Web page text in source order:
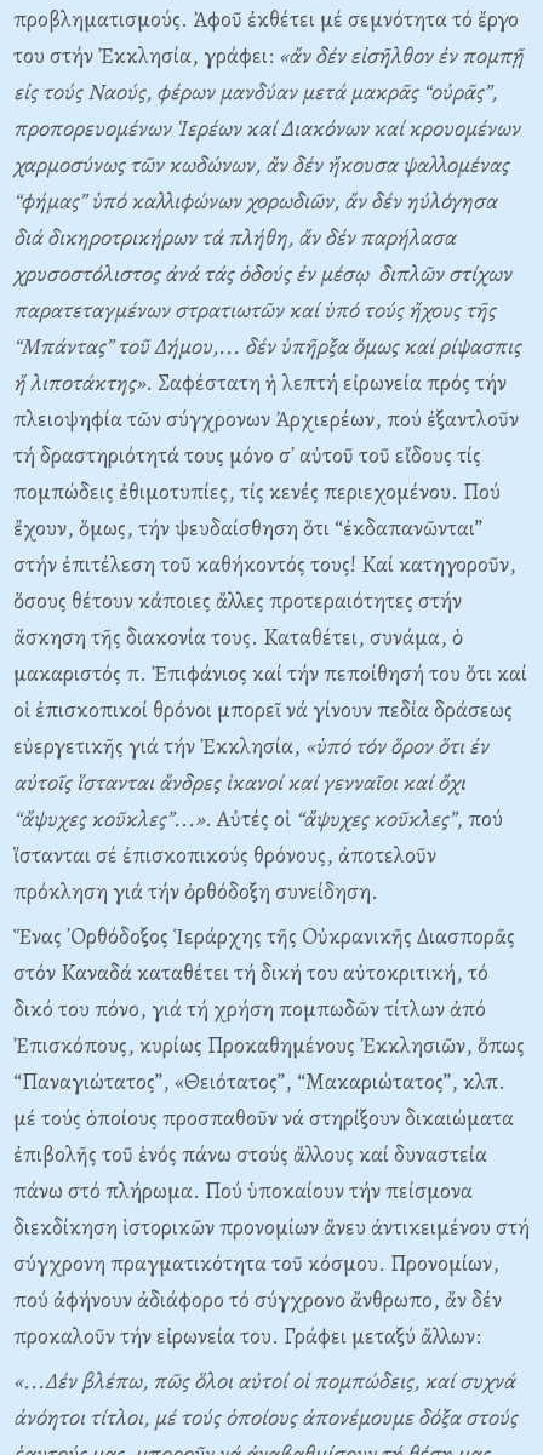
προβληματισμούς. Ἀφοῦ ἐκθέτει μέ σεμνότητα τό ἔργο
του στήν Ἐκκλησία, γράφει: «ἄν δέν εἰσῆλθον ἐν πομπῇ
εἰς τούς Nαούς, φέρων μανδύαν μετά μακρᾶς “οὐρᾶς”,
προπορευομένων Ἱερέων καί Διακόνων καί κρουομένων
χαρμοσύνως τῶν κωδώνων, ἄν δέν ἤκουσα ψαλλομένας
“φήμας” ὑπό καλλιφώνων χορωδιῶν, ἄν δέν ηὐλόγησα
διά δικηροτρικήρων τά πλήθη, ἄν δέν παρήλασα
χρυσοστόλιστος ἀνά τάς ὁδούς ἐν μέσῳ διπλῶν στίχων
παρατεταγμένων στρατιωτῶν καί ὑπό τούς ἤχους τῆς
“Mπάντας” τοῦ Δήμου,... δέν ὑπῆρξα ὅμως καί ρίψασπις
ἤ λιποτάκτης». Σαφέστατη ἡ λεπτή εἰρωνεία πρός τήν
πλειοψηφία τῶν σύγχρονων Ἀρχιερέων, πού ἐξαντλοῦν
τή δραστηριότητά τους μόνο σ᾽ αὐτοῦ τοῦ εἴδους τίς
πομπώδεις ἐθιμοτυπίες, τίς κενές περιεχομένου. Πού
ἔχουν, ὅμως, τήν ψευδαίσθηση ὅτι “ἐκδαπανῶνται”
στήν ἐπιτέλεση τοῦ καθήκοντός τους! Kαί κατηγοροῦν,
ὅσους θέτουν κάποιες ἄλλες προτεραιότητες στήν
ἄσκηση τῆς διακονία τους. Kαταθέτει, συνάμα, ὁ
μακαριστός π. Ἐπιφάνιος καί τήν πεποίθησή του ὅτι καί
οἱ ἐπισκοπικοί θρόνοι μπορεῖ νά γίνουν πεδία δράσεως
εὐεργετικῆς γιά τήν Ἐκκλησία, «ὑπό τόν ὅρον ὅτι ἐν
αὐτοῖς ἵστανται ἄνδρες ἱκανοί καί γενναῖοι καί ὄχι
“ἄψυχες κοῦκλες”...». Aὐτές οἱ “ἄψυχες κοῦκλες”, πού
ἵστανται σέ ἐπισκοπικούς θρόνους, ἀποτελοῦν
πρόκληση γιά τήν ὀρθόδοξη συνείδηση.
Ἕνας ᾽Oρθόδοξος Ἱεράρχης τῆς Oὐκρανικῆς Διασπορᾶς
στόν Kαναδά καταθέτει τή δική του αὐτοκριτική, τό
δικό του πόνο, γιά τή χρήση πομπωδῶν τίτλων ἀπό
Ἐπισκόπους, κυρίως Προκαθημένους Ἐκκλησιῶν, ὅπως
“Παναγιώτατος”, «Θειότατος”, “Mακαριώτατος”, κλπ.
μέ τούς ὁποίους προσπαθοῦν νά στηρίξουν δικαιώματα
ἐπιβολῆς τοῦ ἑνός πάνω στούς ἄλλους καί δυναστεία
πάνω στό πλήρωμα. Πού ὑποκαίουν τήν πείσμονα
διεκδίκηση ἱστορικῶν προνομίων ἄνευ ἀντικειμένου στή
σύγχρονη πραγματικότητα τοῦ κόσμου. Προνομίων,
πού ἀφήνουν ἀδιάφορο τό σύγχρονο ἄνθρωπο, ἄν δέν
προκαλοῦν τήν εἰρωνεία του. Γράφει μεταξύ ἄλλων:
«...Δέν βλέπω, πῶς ὅλοι αὐτοί οἱ πομπώδεις, καί συχνά
ἀνόητοι τίτλοι, μέ τούς ὁποίους ἀπονέμουμε δόξα στούς